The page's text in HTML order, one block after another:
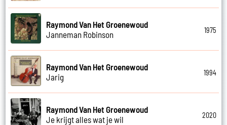
Raymond Van Het Groenewoud
Janneman Robinson
1975
Raymond Van Het Groenewoud
Jarig
1994
Raymond Van Het Groenewoud
Je krijgt alles wat je wil
2020